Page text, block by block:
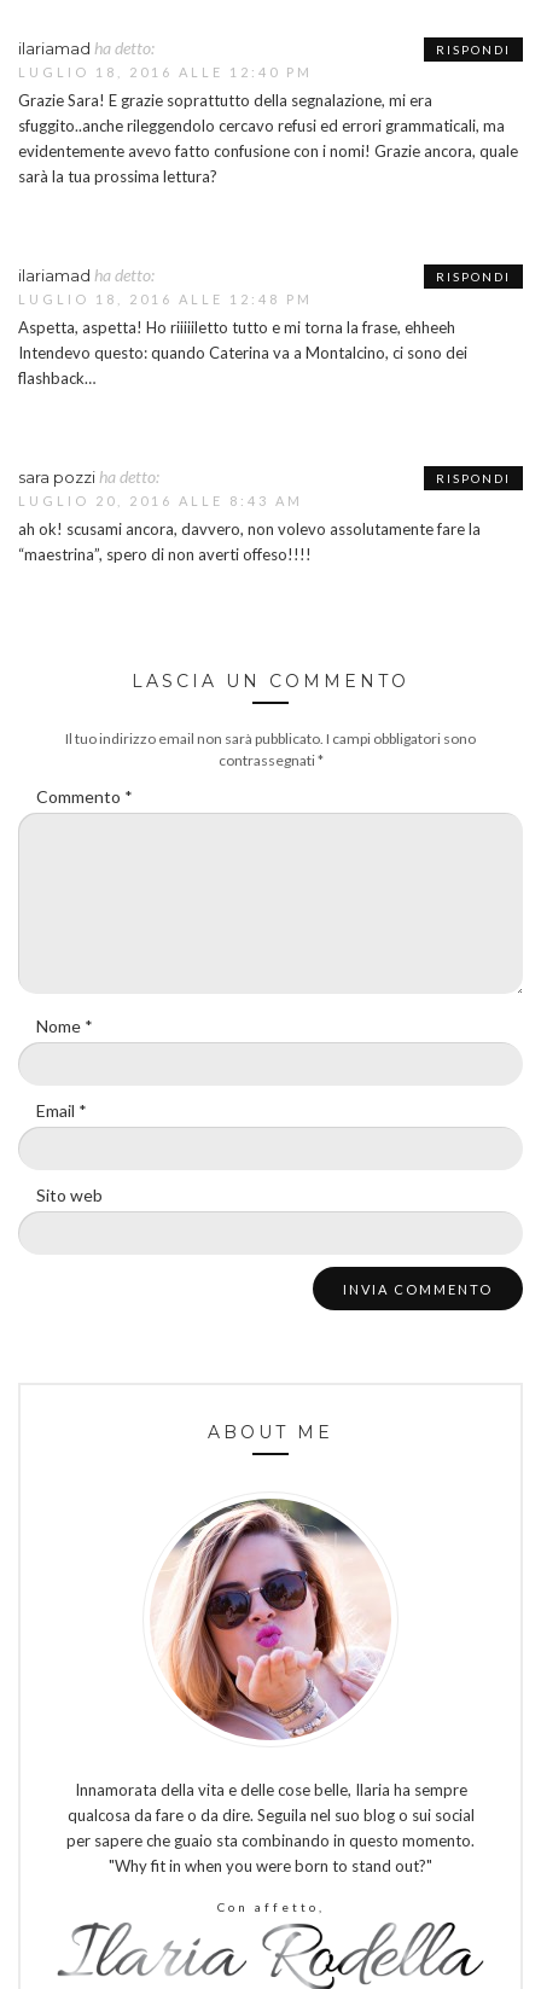
ilariamad ha detto:
LUGLIO 18, 2016 ALLE 12:40 PM
Grazie Sara! E grazie soprattutto della segnalazione, mi era
sfuggito..anche rileggendolo cercavo refusi ed errori grammaticali, ma
evidentemente avevo fatto confusione con i nomi! Grazie ancora, quale
sarà la tua prossima lettura?
RISPONDI
ilariamad ha detto:
LUGLIO 18, 2016 ALLE 12:48 PM
Aspetta, aspetta! Ho riiiiiletto tutto e mi torna la frase, ehheeh
Intendevo questo: quando Caterina va a Montalcino, ci sono dei
flashback…
RISPONDI
sara pozzi ha detto:
LUGLIO 20, 2016 ALLE 8:43 AM
ah ok! scusami ancora, davvero, non volevo assolutamente fare la
“maestrina”, spero di non averti offeso!!!!
RISPONDI
LASCIA UN COMMENTO
Il tuo indirizzo email non sarà pubblicato. I campi obbligatori sono
contrassegnati*
Commento *
Nome *
Email *
Sito web
ABOUT ME
Innamorata della vita e delle cose belle, Ilaria ha sempre
qualcosa da fare o da dire. Seguila nel suo blog o sui social
per sapere che guaio sta combinando in questo momento.
"Why fit in when you were born to stand out?"
Con affetto,